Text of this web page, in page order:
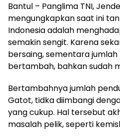
Bantul – Panglima TNI,
mengungkapkan saat ini
Indonesia adalah
semakin sengit. Karena
bersaing, sementara
bertambah, bahkan sudah
Bertambahnya jumlah
Gatot, tidka diimbangi
yang cukup. Hal tersebut
masalah pelik, seperti